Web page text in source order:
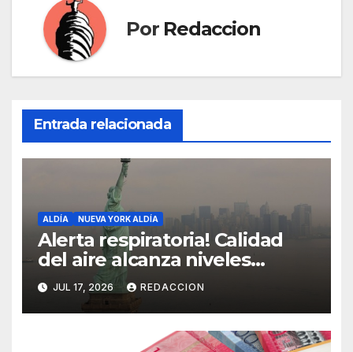
Por Redaccion
Entrada relacionada
ALDÍA NUEVA YORK ALDÍA
Alerta respiratoria! Calidad
del aire alcanza niveles
peligrosos en NYC
JUL 17, 2026 REDACCION